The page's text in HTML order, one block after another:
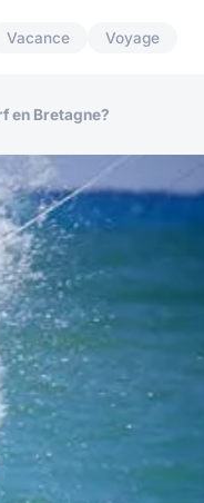
Vacance Voyage
en Bretagne?